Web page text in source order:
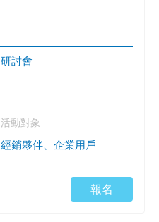
研討會
活動對象
經銷夥伴、企業用戶
報名